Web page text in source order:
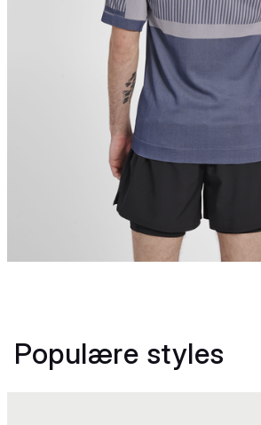
Populære styles